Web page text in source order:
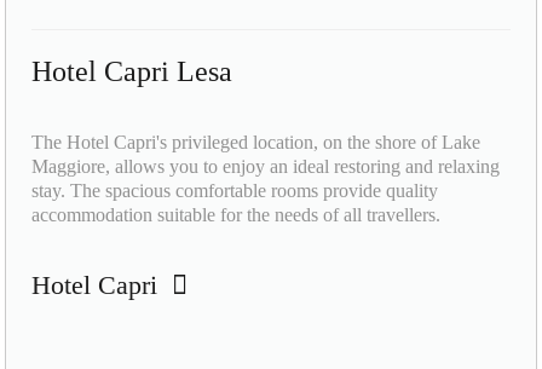
Hotel Capri Lesa
The Hotel Capri's privileged location, on the shore of Lake
Maggiore, allows you to enjoy an ideal restoring and relaxing
stay. The spacious comfortable rooms provide quality
accommodation suitable for the needs of all travellers.
Hotel Capri